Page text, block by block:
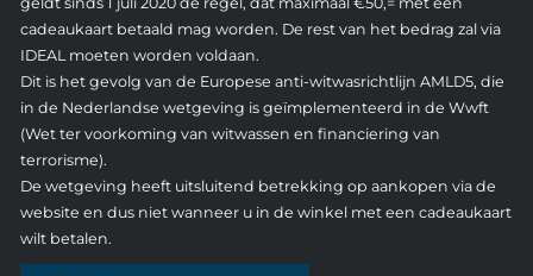
cadeaukaart betaald mag worden. De rest van het bedrag zal via
IDEAL moeten worden voldaan.
Dit is het gevolg van de Europese anti-witwasrichtlijn AMLD5, die
in de Nederlandse wetgeving is geïmplementeerd in de Wwft
(Wet ter voorkoming van witwassen en financiering van
terrorisme).
De wetgeving heeft uitsluitend betrekking op aankopen via de
website en dus niet wanneer u in de winkel met een cadeaukaart
wilt betalen.